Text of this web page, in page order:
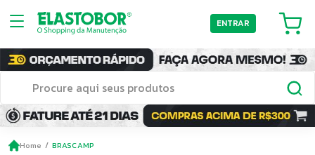
ENTRAR
Home BRASCAMP